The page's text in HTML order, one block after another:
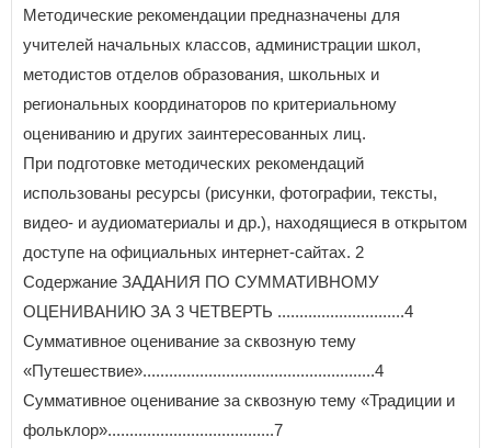
Методические рекомендации предназначены для
учителей начальных классов, администрации школ,
методистов отделов образования, школьных и
региональных координаторов по критериальному
оцениванию и других заинтересованных лиц.
При подготовке методических рекомендаций
использованы ресурсы (рисунки, фотографии, тексты,
видео- и аудиоматериалы и др.), находящиеся в открытом
доступе на официальных интернет-сайтах. 2
Содержание ЗАДАНИЯ ПО СУММАТИВНОМУ
ОЦЕНИВАНИЮ ЗА 3 ЧЕТВЕРТЬ .............................4
Суммативное оценивание за сквозную тему
«Путешествие».....................................................4
Суммативное оценивание за сквозную тему «Традиции и
фольклор»......................................7